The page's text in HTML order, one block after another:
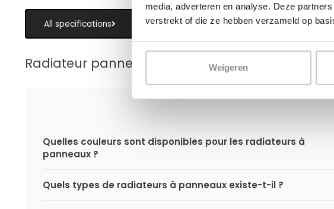
media, adverteren en analyse. Deze
verstrekt of die ze hebben verzameld op
Weigeren
All specifications
Radiateur panneau
Quelles couleurs sont disponibles pour les radiateurs à
panneaux ?
Quels types de radiateurs à panneaux existe-t-il ?